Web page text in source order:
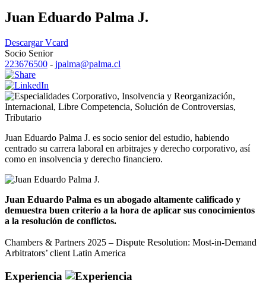
Juan Eduardo Palma J.
Descargar Vcard
Socio Senior
223676500 - jpalma@palma.cl
Corporativo, Insolvencia y Reorganización,
Internacional, Libre Competencia, Solución de Controversias,
Tributario
Juan Eduardo Palma J. es socio senior del estudio, habiendo
centrado su carrera laboral en arbitrajes y derecho corporativo, así
como en insolvencia y derecho financiero.
Juan Eduardo Palma es un abogado altamente calificado y
demuestra buen criterio a la hora de aplicar sus conocimientos
a la resolución de conflictos.
Chambers & Partners 2025 – Dispute Resolution: Most-in-Demand
Arbitrators’ client Latin America
Experiencia